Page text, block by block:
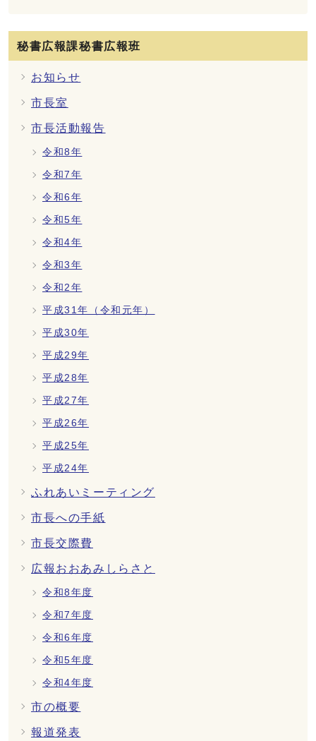
秘書広報課秘書広報班
お知らせ
市長室
市長活動報告
令和8年
令和7年
令和6年
令和5年
令和4年
令和3年
令和2年
平成31年（令和元年）
平成30年
平成29年
平成28年
平成27年
平成26年
平成25年
平成24年
ふれあいミーティング
市長への手紙
市長交際費
広報おおあみしらさと
令和8年度
令和7年度
令和6年度
令和5年度
令和4年度
市の概要
報道発表